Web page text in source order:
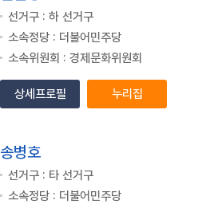
선거구 : 하 선거구
소속정당 : 더불어민주당
소속위원회 : 경제문화위원회
상세프로필 누리집
송병호
선거구 : 타 선거구
소속정당 : 더불어민주당